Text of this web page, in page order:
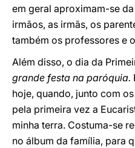
em geral aproximam-se
irmãos, as irmãs, os
também os professores e
Além disso, o dia da
grande festa na paróquia.
hoje, quando, junto com
pela primeira vez a
minha terra. Costuma-se
no álbum da família, para